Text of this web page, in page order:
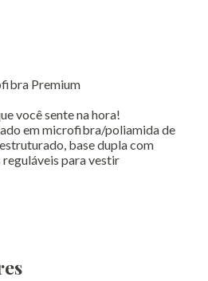
Premium
você sente na hora!
em microfibra/poliamida de
base dupla com
para vestir